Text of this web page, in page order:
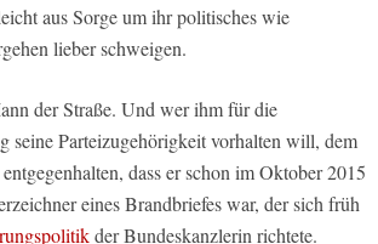
aus Sorge um ihr politisches wie
lieber schweigen.
der Straße. Und wer ihm für die
seine Parteizugehörigkeit vorhalten will, dem
dass er schon im Oktober 2015
eines Brandbriefes war, der sich früh
der Bundeskanzlerin richtete.